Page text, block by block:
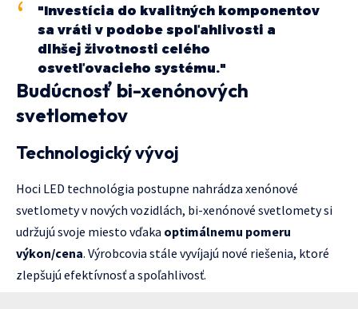
"Investícia do kvalitných komponentov
sa vráti v podobe spoľahlivosti a
dlhšej životnosti celého
osvetľovacieho systému."
Budúcnosť bi-xenónových
svetlometov
Technologický vývoj
Hoci LED technológia postupne nahrádza xenónové
svetlomety v nových vozidlách, bi-xenónové svetlomety si
udržujú svoje miesto vďaka optimálnemu pomeru
výkon/cena. Výrobcovia stále vyvíjajú nové riešenia, ktoré
zlepšujú efektívnosť a spoľahlivosť.